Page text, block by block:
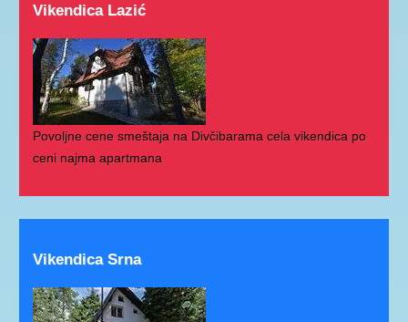
Vikendica Lazić
Povoljne cene smeštaja na Divčibarama cela vikendica po
ceni najma apartmana
Vikendica Srna